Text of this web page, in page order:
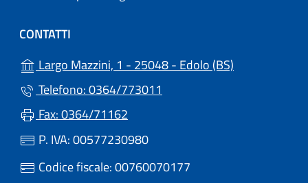
CONTATTI
Largo Mazzini, 1 - 25048 - Edolo (BS)
Telefono: 0364/773011
Fax: 0364/71162
P. IVA: 00577230980
Codice fiscale: 00760070177